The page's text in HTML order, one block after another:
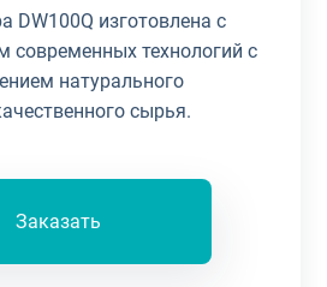
DW100Q изготовлена с
современных технологий с
натурального
сырья.
Заказать